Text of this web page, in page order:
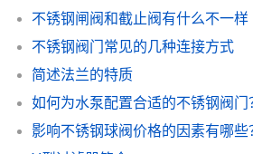
不锈钢闸阀和截止阀有什么不一样
不锈钢阀门常见的几种连接方式
简述法兰的特质
如何为水泵配置合适的不锈钢阀门
影响不锈钢球阀价格的因素有哪些